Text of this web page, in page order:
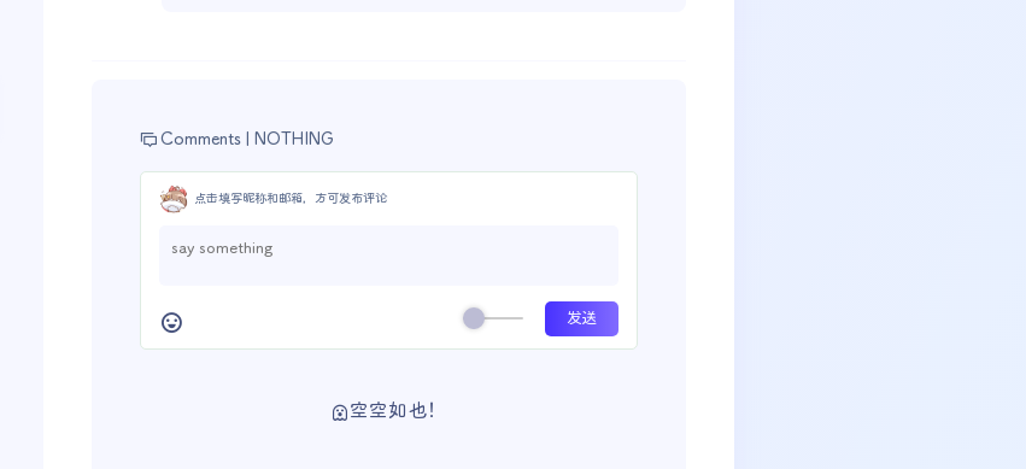
Comments | NOTHING
点击填写昵称和邮箱，方可发布评论
空空如也！